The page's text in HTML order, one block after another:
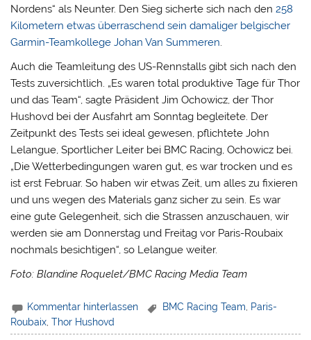
Nordens“ als Neunter. Den Sieg sicherte sich nach den258
Kilometern etwas überraschend sein damaliger belgischer
Garmin-Teamkollege Johan Van Summeren
Auch die Teamleitung des US-Rennstalls gibt sich nach den
Tests zuversichtlich. „Es waren total produktive Tage für Thor
und das Team“, sagte Präsident Jim Ochowicz, der Thor
Hushovd bei der Ausfahrt am Sonntag begleitete. Der
Zeitpunkt des Tests sei ideal gewesen, pflichtete John
Lelangue, Sportlicher Leiter bei BMC Racing, Ochowicz bei.
„Die Wetterbedingungen waren gut, es war trocken und es
ist erst Februar. So haben wir etwas Zeit, um alles zu fixieren
und uns wegen des Materials ganz sicher zu sein. Es war
eine gute Gelegenheit, sich die Strassen anzuschauen, wir
werden sie am Donnerstag und Freitag vor Paris-Roubaix
nochmals besichtigen“, so Lelangue weiter.
Foto: Blandine Roquelet/BMC Racing Media Team
Kommentar hinterlassen BMC Racing Team, Paris-
Roubaix ,Thor Hushovd